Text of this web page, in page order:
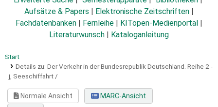
Aufsätze & Papers
Elektronische Zeitschriften
Fachdatenbanken
Fernleihe KITopen-Medienportal
Literaturwunsch
Kataloganleitung
Start
Details zu: Der Verkehr in der Bundesrepublik Deutschland. Reihe 2 -
j, Seeschiffahrt /
Normale Ansicht
MARC-Ansicht